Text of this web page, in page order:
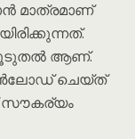
മാത്രമാണ്
ആണ്.
ചെയ്ത്